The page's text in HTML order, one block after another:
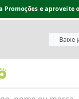
Promoções e aproveite
Baixe